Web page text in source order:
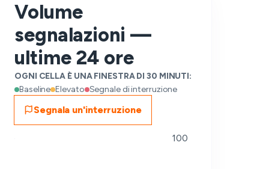
Volume
segnalazioni —
ultime 24 ore
OGNI CELLA È UNA FINESTRA DI 30 MINUTI:
Baseline Elevato Segnale di interruzione
Segnala un'interruzione
100